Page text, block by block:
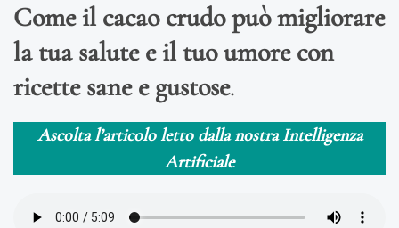
Come il cacao crudo può migliorare
la tua salute e il tuo umore con
ricette sane e gustose.
Ascolta l’articolo letto dalla nostra Intelligenza
Artificiale